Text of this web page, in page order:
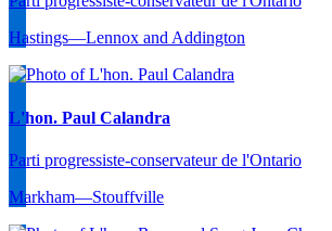
Hastings—Lennox and Addington
L'hon. Paul Calandra
Parti progressiste-conservateur de l'Ontario
Markham—Stouffville